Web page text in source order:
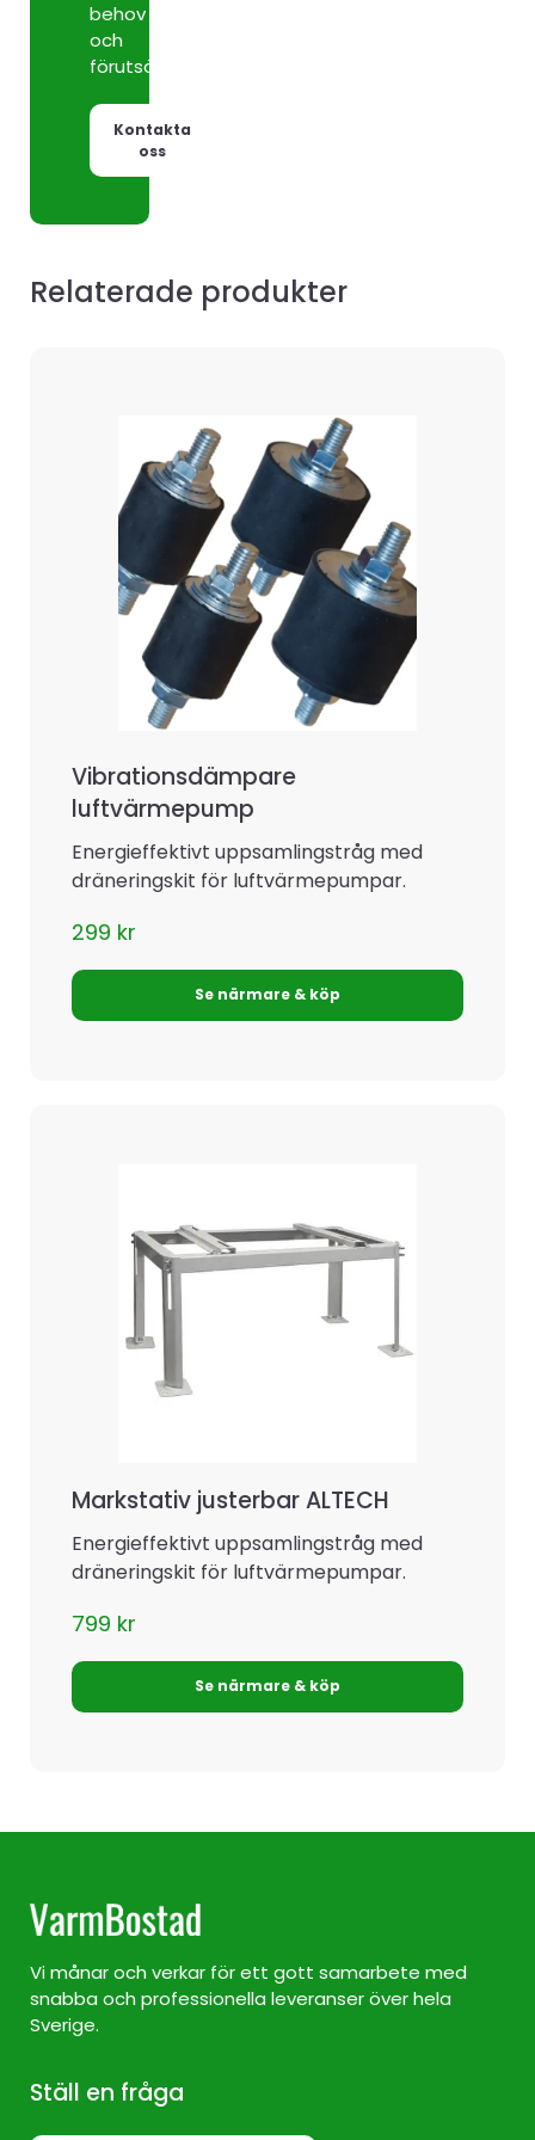
behov
och
förutsättningar.
Kontakta
oss
Relaterade produkter
Vibrationsdämpare
luftvärmepump
Energieffektivt uppsamlingstråg med
dräneringskit för luftvärmepumpar.
299 kr
Se närmare & köp
Markstativ justerbar ALTECH
Energieffektivt uppsamlingstråg med
dräneringskit för luftvärmepumpar.
799 kr
Se närmare & köp
Vi månar och verkar för ett gott samarbete med
snabba och professionella leveranser över hela
Sverige.
Ställ en fråga